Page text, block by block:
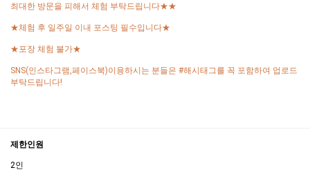
최대한 방문을 피해서 체험 부탁드립니다★★
★체험 후 일주일 이내 포스팅 필수입니다★
★포장 체험 불가★
SNS(인스타그램,페이스북)이용하시는 분들은 #해시태그를 꼭 포함하여 업로드
부탁드립니다!
제한인원
2인